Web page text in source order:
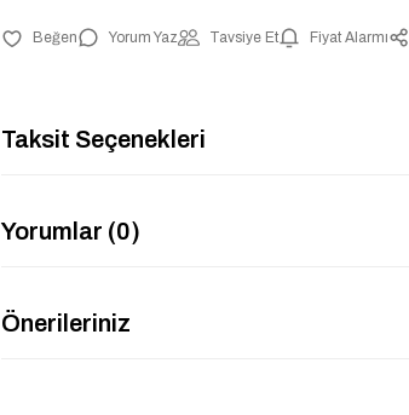
Yorum Yaz Tavsiye Et Fiyat Alarmı
Taksit Seçenekleri
Yorumlar (0)
Önerileriniz